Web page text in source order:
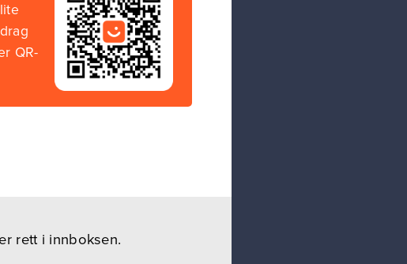
QR-
rett i innboksen.